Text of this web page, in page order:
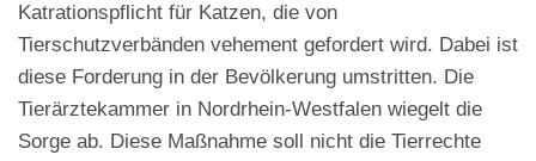
Katrationspflicht für Katzen, die von
Tierschutzverbänden vehement gefordert wird. Dabei ist
diese Forderung in der Bevölkerung umstritten. Die
Tierärztekammer in Nordrhein-Westfalen wiegelt die
Sorge ab. Diese Maßnahme soll nicht die Tierrechte